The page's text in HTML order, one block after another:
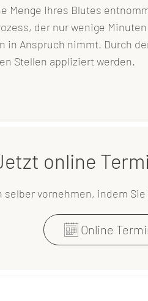
Menge Ihres Blutes
der nur wenige
in Anspruch nimmt. Durch
Stellen appliziert werden.
online
vornehmen, indem
Online